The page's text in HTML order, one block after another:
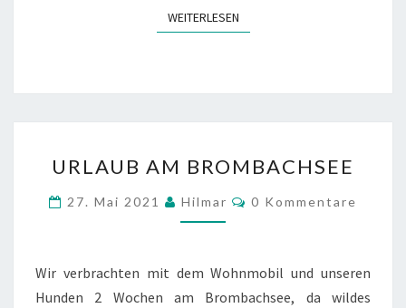
WEITERLESENWEITERLESEN
AM
BROMBACHSEE
URLAUB AM BROMBACHSEE
27. Mai 2021 Hilmar Kommentare
0 Kommentare
Wir verbrachten mit dem Wohnmobil und unseren
Hunden 2 Wochen am Brombachsee, da wildes